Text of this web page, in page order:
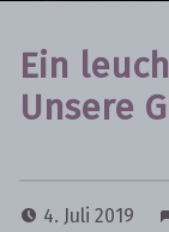
Ein
Unsere
4. Juli 2019